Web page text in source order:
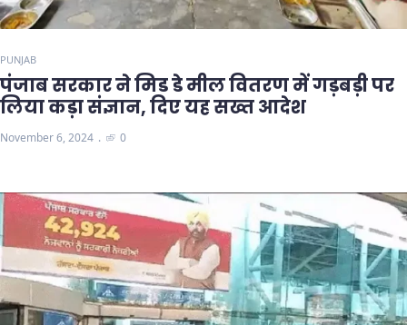
PUNJAB
पंजाब सरकार ने मिड डे मील वितरण में गड़बड़ी पर
लिया कड़ा संज्ञान, दिए यह सख्त आदेश
November 6, 2024 0